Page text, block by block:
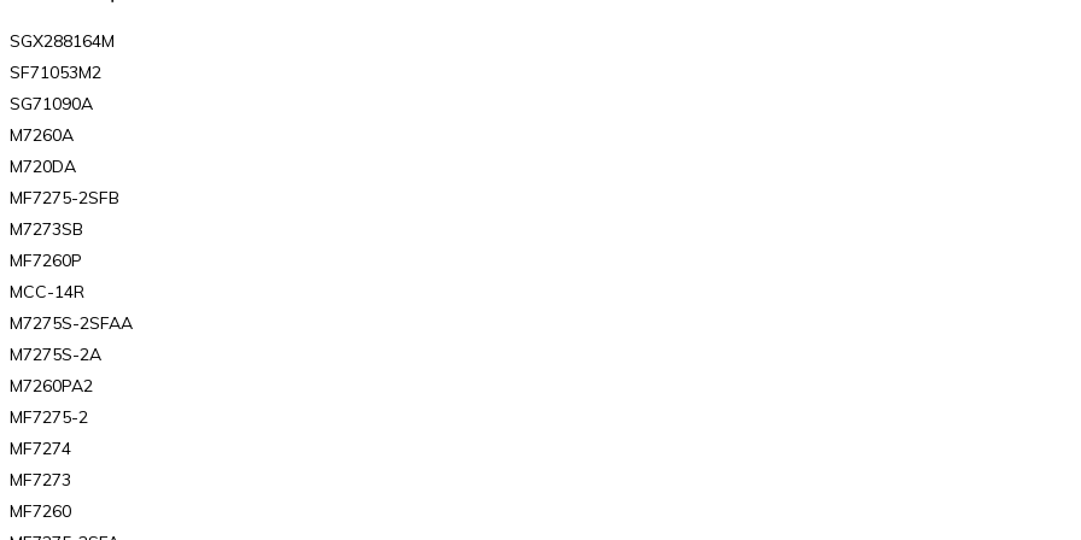
SGX288164M
SF71053M2
SG71090A
M7260A
M720DA
MF7275-2SFB
M7273SB
MF7260P
MCC-14R
M7275S-2SFAA
M7275S-2A
M7260PA2
MF7275-2
MF7274
MF7273
MF7260